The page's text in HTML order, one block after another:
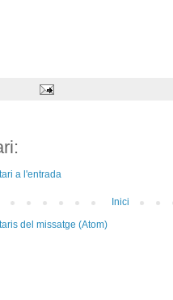
a l'entrada
Inici
del missatge (Atom)